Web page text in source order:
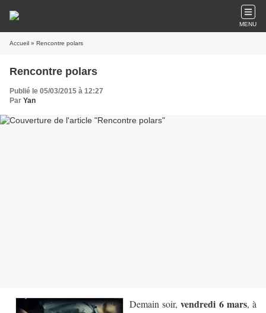
MENU
Accueil » Rencontre polars
Rencontre polars
Publié le 05/03/2015 à 12:27
Par Yan
Demain soir,vendredi 6 mars, à